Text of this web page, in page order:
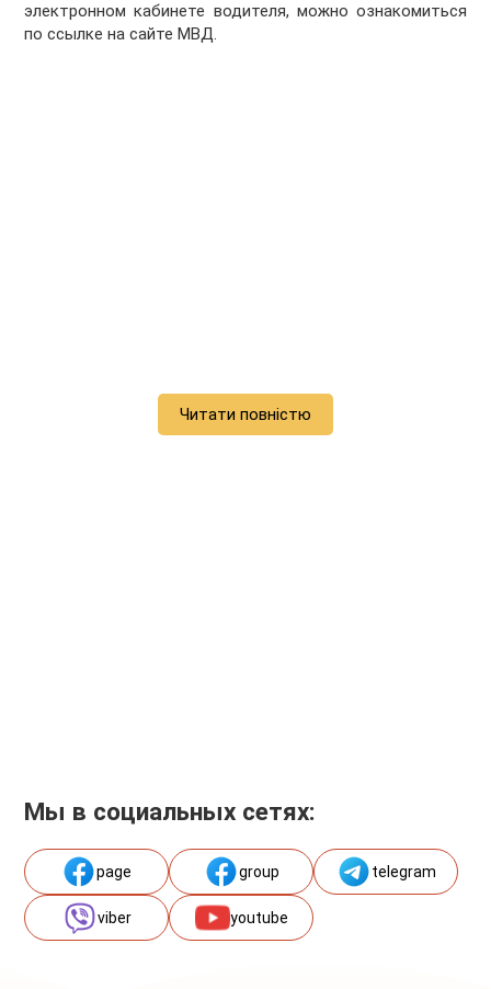
электронном кабинете водителя, можно ознакомиться
по ссылке на сайте МВД.
Читати повністю
Мы в социальных сетях:
page group telegram
viber youtube